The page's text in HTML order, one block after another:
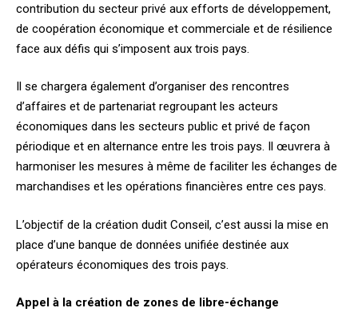
contribution du secteur privé aux efforts de développement,
de coopération économique et commerciale et de résilience
face aux défis qui s’imposent aux trois pays.
Il se chargera également d’organiser des rencontres
d’affaires et de partenariat regroupant les acteurs
économiques dans les secteurs public et privé de façon
périodique et en alternance entre les trois pays. Il œuvrera à
harmoniser les mesures à même de faciliter les échanges de
marchandises et les opérations financières entre ces pays.
L’objectif de la création dudit Conseil, c’est aussi la mise en
place d’une banque de données unifiée destinée aux
opérateurs économiques des trois pays.
Appel à la création de zones de libre-échange